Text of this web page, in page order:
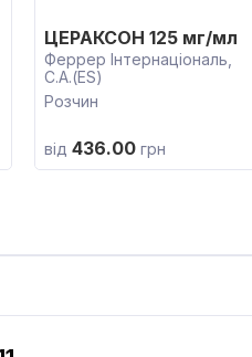
ЦЕРАКСОН 125 мг/мл
Феррер Інтернаціональ,
С.А.(ES)
Розчин
від 436.00 грн